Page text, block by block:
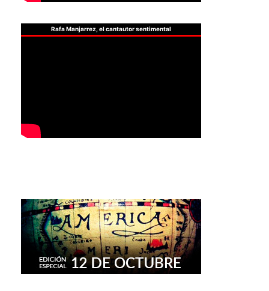
Rafa Manjarrez, el cantautor sentimental